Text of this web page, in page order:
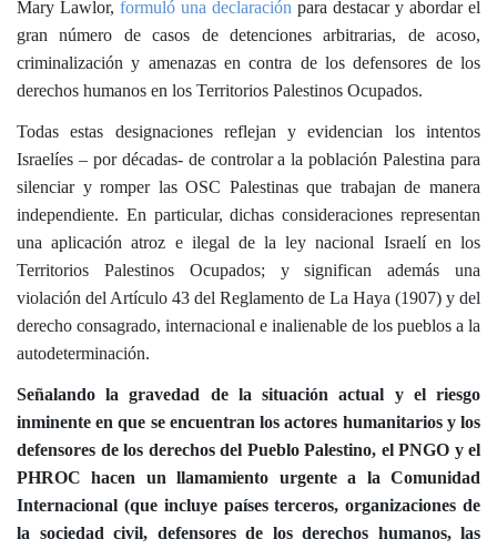
Mary Lawlor, formuló una declaración para destacar y abordar el
gran número de casos de detenciones arbitrarias, de acoso,
criminalización y amenazas en contra de los defensores de los
derechos humanos en los Territorios Palestinos Ocupados.
Todas estas designaciones reflejan y evidencian los intentos
Israelíes – por décadas- de controlar a la población Palestina para
silenciar y romper las OSC Palestinas que trabajan de manera
independiente. En particular, dichas consideraciones representan
una aplicación atroz e ilegal de la ley nacional Israelí en los
Territorios Palestinos Ocupados; y significan además una
violación del Artículo 43 del Reglamento de La Haya (1907) y del
derecho consagrado, internacional e inalienable de los pueblos a la
autodeterminación.
Señalando la gravedad de la situación actual y el riesgo
inminente en que se encuentran los actores humanitarios y los
defensores de los derechos del Pueblo Palestino, el PNGO y el
PHROC hacen un llamamiento urgente a la Comunidad
Internacional (que incluye países terceros, organizaciones de
la sociedad civil, defensores de los derechos humanos, las